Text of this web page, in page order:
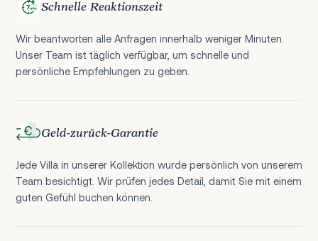
Schnelle Reaktionszeit
Wir beantworten alle Anfragen innerhalb weniger Minuten.
Unser Team ist täglich verfügbar, um schnelle und
persönliche Empfehlungen zu geben.
Geld-zurück-Garantie
Jede Villa in unserer Kollektion wurde persönlich von unserem
Team besichtigt. Wir prüfen jedes Detail, damit Sie mit einem
guten Gefühl buchen können.